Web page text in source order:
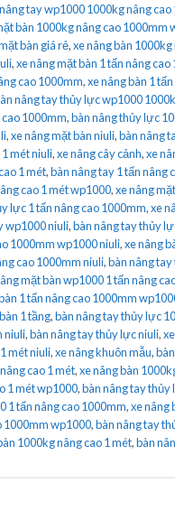
tay wp1000 1000kg nâng cao
bàn 1000kg nâng cao 1000mm
bàn giá rẻ,xe nâng bàn
,xe nâng mặt bàn 1 tấn nâng
cao 1000mm,xe nâng bàn 1
nâng tay thủy lực wp1000
1000mm,bàn nâng thủy lực
,xe nâng mặt bàn niuli,bàn nâng
1 mét niuli,xe nâng cây cảnh,xe
1 mét,bàn nâng tay 1 tấn nâng
cao 1 mét wp1000,xe nâng
lực 1 tấn nâng cao 1000mm,xe
wp1000 niuli,bàn nâng tay thủy
1000mm wp1000 niuli,xe nâng
cao 1000mm niuli,bàn nâng
mặt bàn wp1000 1 tấn nâng
1 tấn nâng cao 1000mm
1 tầng,bàn nâng tay thủy lực
niuli,bàn nâng tay thủy lực niuli,
mét niuli,xe nâng khuôn mẫu,
cao 1 mét,xe nâng bàn
1 mét wp1000,bàn nâng tay thủy
1 tấn nâng cao 1000mm,xe nâng
1000mm wp1000,bàn nâng tay
1000kg nâng cao 1 mét,bàn